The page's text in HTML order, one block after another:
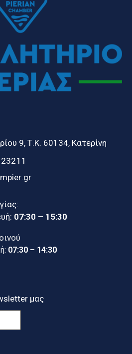
9, Τ.Κ. 60134, Κατερίνη
07:30 – 15:30
07:30 – 14:30
μας